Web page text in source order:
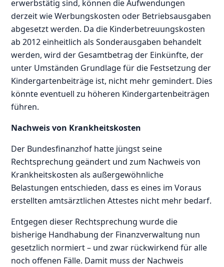
erwerbstätig sind, können die Aufwendungen
derzeit wie Werbungskosten oder Betriebsausgaben
abgesetzt werden. Da die Kinderbetreuungskosten
ab 2012 einheitlich als Sonderausgaben behandelt
werden, wird der Gesamtbetrag der Einkünfte, der
unter Umständen Grundlage für die Festsetzung der
Kindergartenbeiträge ist, nicht mehr gemindert. Dies
könnte eventuell zu höheren Kindergartenbeiträgen
führen.
Nachweis von Krankheitskosten
Der Bundesfinanzhof hatte jüngst seine
Rechtsprechung geändert und zum Nachweis von
Krankheitskosten als außergewöhnliche
Belastungen entschieden, dass es eines im Voraus
erstellten amtsärztlichen Attestes nicht mehr bedarf.
Entgegen dieser Rechtsprechung wurde die
bisherige Handhabung der Finanzverwaltung nun
gesetzlich normiert – und zwar rückwirkend für alle
noch offenen Fälle. Damit muss der Nachweis